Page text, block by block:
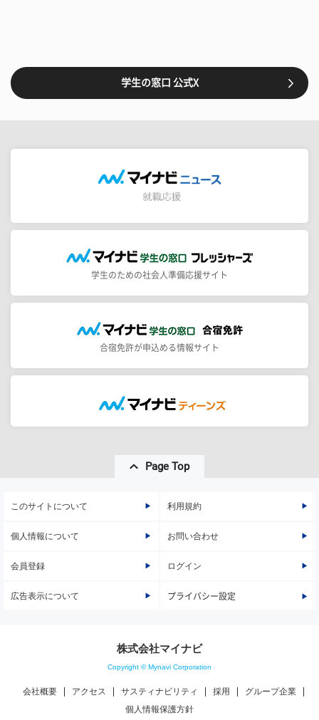
学生の窓口 公式X
学生のための社会人準備応援サイト
合宿免許が申込める情報サイト
Page Top
このサイトについて 利用規約
個人情報について お問い合わせ
会員登録 ログイン
広告表示について プライバシー設定
株式会社マイナビ
Copyright © Mynavi Corporation
会社概要 アクセス サスティナビリティ 採用
グループ企業
個人情報保護方針